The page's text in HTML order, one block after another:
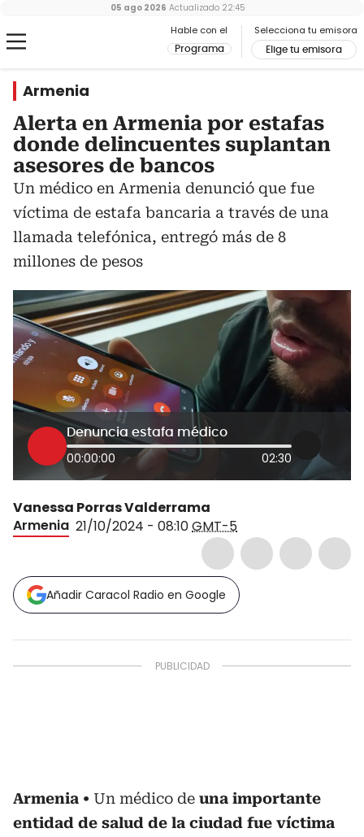
Hable con el
Programa
Selecciona tu emisora
Elige tu emisora
05 ago 2026 Actualizado 22:45
Armenia
Alerta en Armenia por estafas
donde delincuentes suplantan
asesores de bancos
Un médico en Armenia denunció que fue
víctima de estafa bancaria a través de una
llamada telefónica, entregó más de 8
millones de pesos
Denuncia estafa médico
00:00:00 02:30
Vanessa Porras Valderrama
Armenia 21/10/2024 - 08:10GMT-5
Añadir Caracol Radio en Google
Armenia Un médico de una importante
entidad de salud de la ciudad fue víctima